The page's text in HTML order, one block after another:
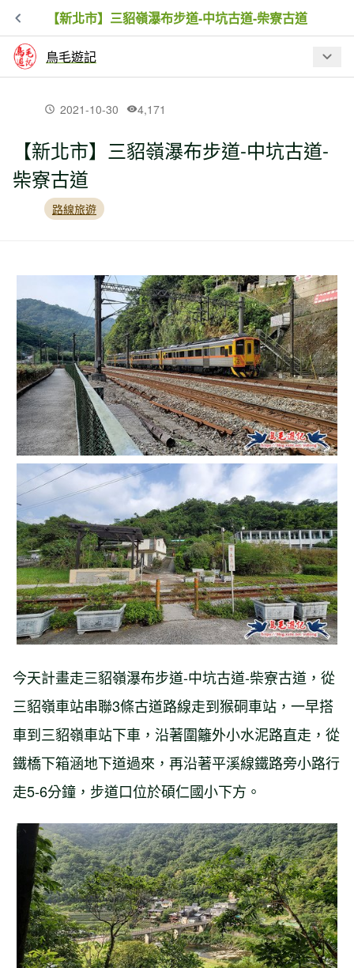
【新北市】三貂嶺瀑布步道-中坑古道-柴寮古道
鳥毛遊記
最新文章
【新北市】金字碑古道牡丹山至黃金博
【新北市】跤頭趺崙步道-楓樹湖古道-水
管路-十八彎古道縱走
2021-10-30 4,171
【新北市】三貂嶺瀑布步道-中坑古道-
柴寮古道
路線旅遊
今天計畫走三貂嶺瀑布步道-中坑古道-柴寮古道，從
三貂嶺車站串聯3條古道路線走到猴硐車站，一早搭
車到三貂嶺車站下車，沿著圍籬外小水泥路直走，從
鐵橋下箱涵地下道過來，再沿著平溪線鐵路旁小路行
走5-6分鐘，步道口位於碩仁國小下方。